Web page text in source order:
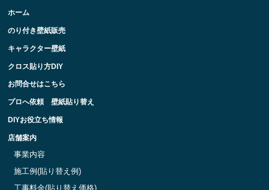
ホーム
のり付き壁紙販売
キャラクター壁紙
クロス貼り方DIY
お問合せはこちら
プロへ依頼 壁紙貼り替え
DIYお役立ち情報
店舗案内
事業内容
施工例(貼り替え例)
工事料金(貼り替え価格)